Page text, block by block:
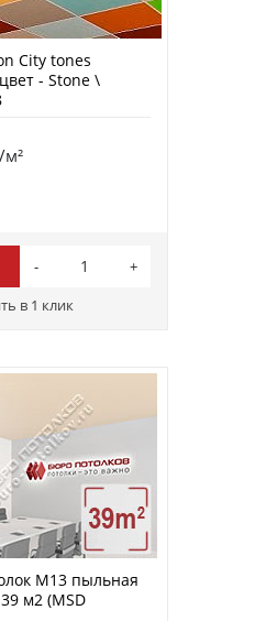
City tones
- Stone \
в 1 клик
M13 пыльная
м2 (MSD